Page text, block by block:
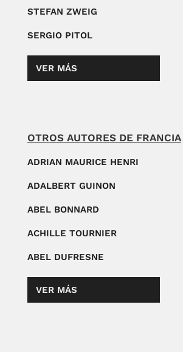
STEFAN ZWEIG
SERGIO PITOL
VER MÁS
OTROS AUTORES DE FRANCIA
ADRIAN MAURICE HENRI
ADALBERT GUINON
ABEL BONNARD
ACHILLE TOURNIER
ABEL DUFRESNE
VER MÁS